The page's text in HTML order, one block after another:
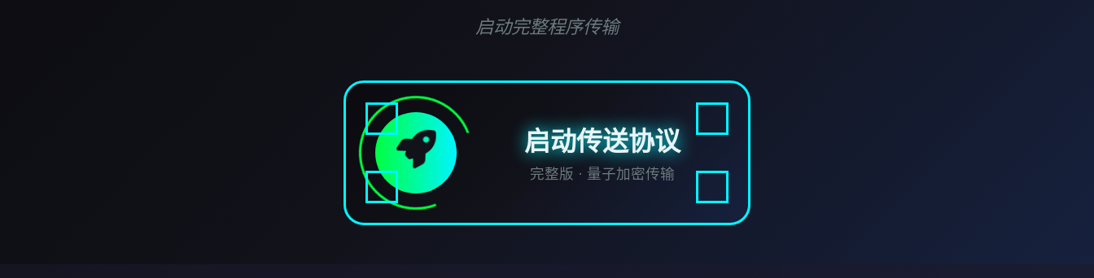
启动完整程序传输
启动传送协议
完整版 · 量子加密传输